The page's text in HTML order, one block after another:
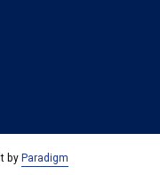
byParadigm